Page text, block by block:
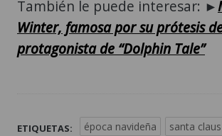
También le puede interesar: ►
Winter, famosa por su prótesis
protagonista de “Dolphin Tale”
ETIQUETAS: época navideña santa claus